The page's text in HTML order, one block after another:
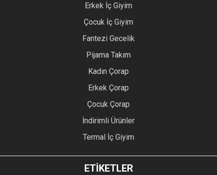
Erkek İç Giyim
Çocuk İç Giyim
Fantezi Gecelik
Pijama Takım
Kadın Çorap
Erkek Çorap
Çocuk Çorap
İndirimli Ürünler
Termal İç Giyim
ETİKETLER